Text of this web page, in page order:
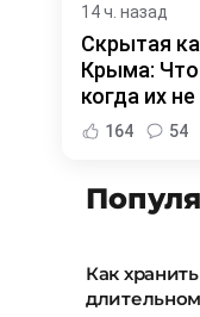
14 ч. назад
Скрытая
Крыма:
когда их
164 54
Как